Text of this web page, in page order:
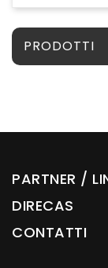
PRODOTTI
PARTNER /
DIRECAS
CONTATTI